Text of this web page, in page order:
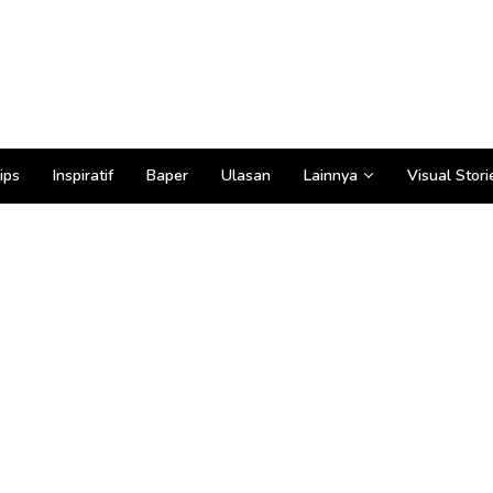
Inspiratif Baper Ulasan Lainnya Visual